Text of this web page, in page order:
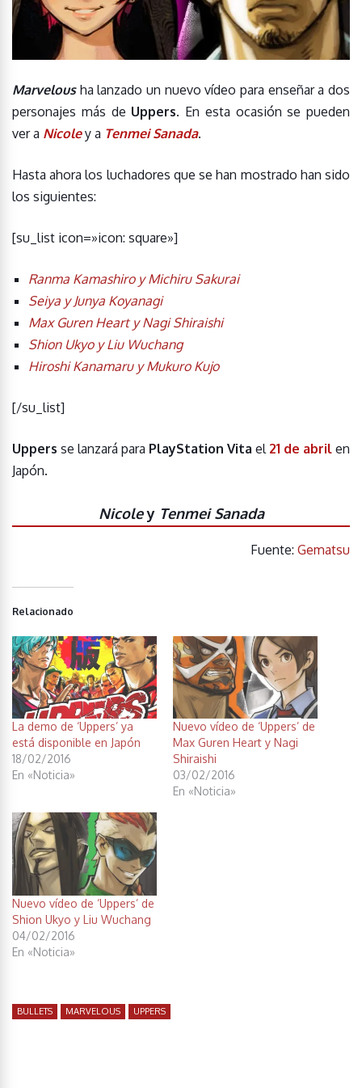
Marvelous ha lanzado un nuevo vídeo para enseñar a dos
personajes más de Uppers. En esta ocasión se pueden
ver a Nicoley a Tenmei Sanada.
Hasta ahora los luchadores que se han mostrado han sido
los siguientes:
[su_list icon=»icon: square»]
Ranma Kamashiro y Michiru Sakurai
Seiya y Junya Koyanagi
Max Guren Heart y Nagi Shiraishi
Shion Ukyo y Liu Wuchang
Hiroshi Kanamaru y Mukuro Kujo
[/su_list]
Uppers se lanzará para PlayStation Vita el 21 de abril en
Japón.
Nicoley Tenmei Sanada
Fuente: Gematsu
Relacionado
La demo de ‘Uppers’ ya
está disponible en Japón
18/02/2016
En «Noticia»
Nuevo vídeo de ‘Uppers’ de
Max Guren Heart y Nagi
Shiraishi
03/02/2016
En «Noticia»
Nuevo vídeo de ‘Uppers’ de
Shion Ukyo y Liu Wuchang
04/02/2016
En «Noticia»
BULLETS MARVELOUS UPPERS